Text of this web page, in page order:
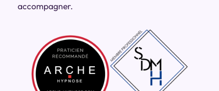
accompagner.